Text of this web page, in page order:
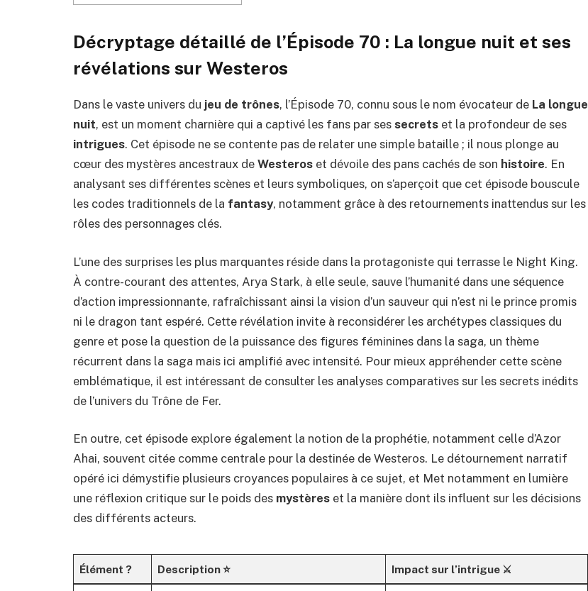
Décryptage détaillé de l’Épisode 70 : La longue nuit et ses
révélations sur Westeros
Dans le vaste univers du jeu de trônes, l’Épisode 70, connu sous le nom évocateur de La longue
nuit, est un moment charnière qui a captivé les fans par ses secrets et la profondeur de ses
intrigues. Cet épisode ne se contente pas de relater une simple bataille ; il nous plonge au
cœur des mystères ancestraux de Westeros et dévoile des pans cachés de son histoire. En
analysant ses différentes scènes et leurs symboliques, on s’aperçoit que cet épisode bouscule
les codes traditionnels de la fantasy, notamment grâce à des retournements inattendus sur les
rôles des personnages clés.
L’une des surprises les plus marquantes réside dans la protagoniste qui terrasse le Night King.
À contre-courant des attentes, Arya Stark, à elle seule, sauve l’humanité dans une séquence
d’action impressionnante, rafraîchissant ainsi la vision d’un sauveur qui n’est ni le prince promis
ni le dragon tant espéré. Cette révélation invite à reconsidérer les archétypes classiques du
genre et pose la question de la puissance des figures féminines dans la saga, un thème
récurrent dans la saga mais ici amplifié avec intensité. Pour mieux appréhender cette scène
emblématique, il est intéressant de consulter les analyses comparatives sur les secrets inédits
de l’univers du Trône de Fer.
En outre, cet épisode explore également la notion de la prophétie, notamment celle d’Azor
Ahai, souvent citée comme centrale pour la destinée de Westeros. Le détournement narratif
opéré ici démystifie plusieurs croyances populaires à ce sujet, et Met notamment en lumière
une réflexion critique sur le poids des mystères et la manière dont ils influent sur les décisions
des différents acteurs.
Élément ? Description ⭐ Impact sur l’intrigue ⚔️